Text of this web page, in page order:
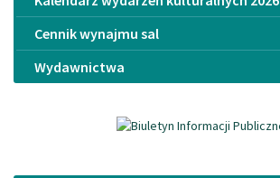
Cennik wynajmu sal
Wydawnictwa